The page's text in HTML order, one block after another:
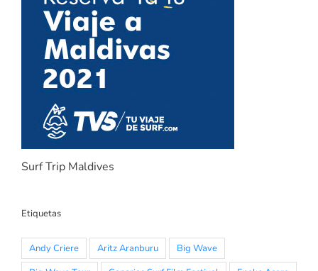
Surf Trip Maldives
Etiquetas
Andy Criere Aritz Aranburu
Big Wave